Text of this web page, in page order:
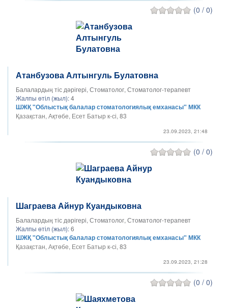
(0 / 0)
Атанбузова Алтынгуль Булатовна
Балалардың тіс дәрігері, Стоматолог, Стоматолог-терапевт
Жалпы өтіл (жыл):4
ШЖҚ "Облыстық балалар стоматологиялық емханасы" МКК
Қазақстан, Ақтөбе, Есет Батыр к-сі, 83
23.09.2023, 21:48
(0 / 0)
Шаграева Айнур Куандыковна
Балалардың тіс дәрігері, Стоматолог, Стоматолог-терапевт
Жалпы өтіл (жыл):6
ШЖҚ "Облыстық балалар стоматологиялық емханасы" МКК
Қазақстан, Ақтөбе, Есет Батыр к-сі, 83
23.09.2023, 21:28
(0 / 0)